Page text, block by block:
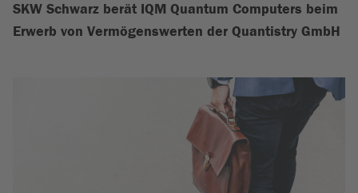
SKW Schwarz berät IQM Quantum Computers beim
Erwerb von Vermögenswerten der Quantistry GmbH